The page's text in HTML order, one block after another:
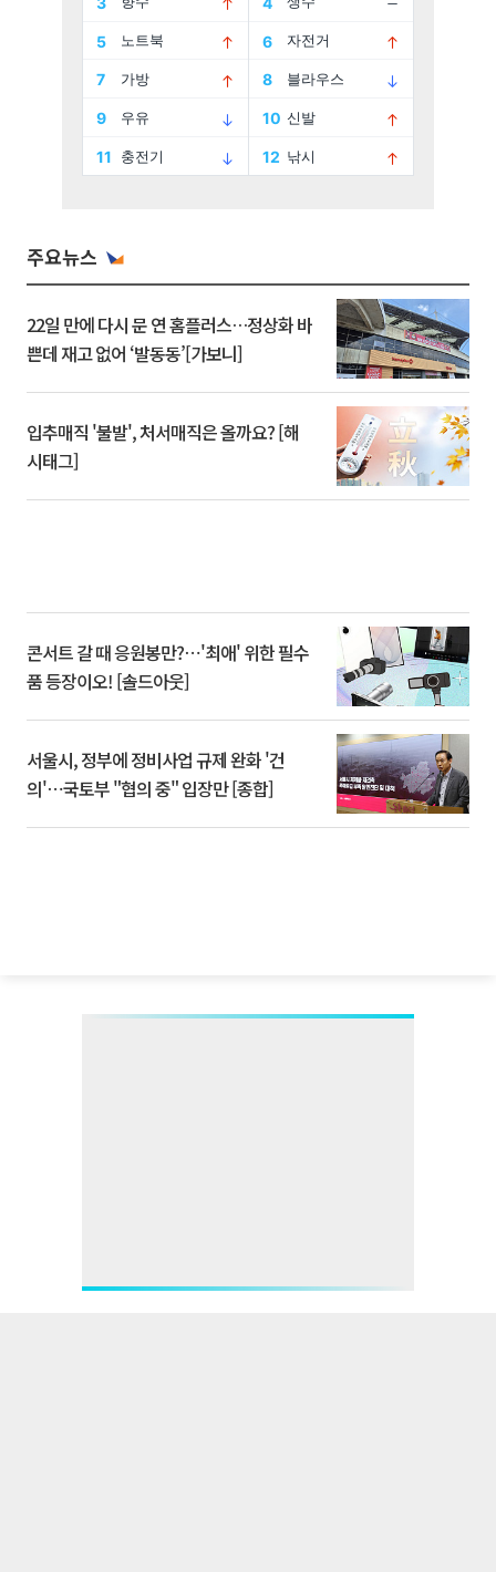
주요뉴스
22일 만에 다시 문 연 홈플러스…정상화 바
쁜데 재고 없어 ‘발동동’[가보니]
입추매직 '불발', 처서매직은 올까요? [해
시태그]
콘서트 갈 때 응원봉만?⋯'최애' 위한 필수
품 등장이오! [솔드아웃]
서울시, 정부에 정비사업 규제 완화 '건
의'⋯국토부 "협의 중" 입장만 [종합]